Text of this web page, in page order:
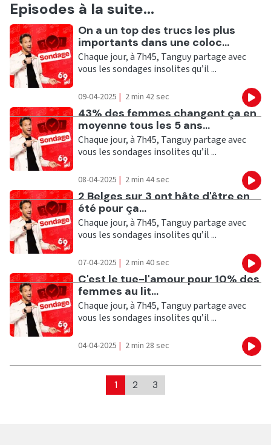
Episodes à la suite...
Ecouter
On a un top des trucs les plus
importants dans une coloc...
Chaque jour, à 7h45, Tanguy partage avec
vous les sondages insolites qu’il ...
09-04-2025 | 2 min 42 sec
Ecouter
43% des femmes changent ça en
moyenne tous les 5 ans...
Chaque jour, à 7h45, Tanguy partage avec
vous les sondages insolites qu’il ...
08-04-2025 | 2 min 44 sec
Ecouter
2 Belges sur 3 ont hâte d'être en
été pour ça...
Chaque jour, à 7h45, Tanguy partage avec
vous les sondages insolites qu’il ...
07-04-2025 | 2 min 40 sec
Ecouter
C'est le tue-l'amour pour 10% des
femmes au lit...
Chaque jour, à 7h45, Tanguy partage avec
vous les sondages insolites qu’il ...
04-04-2025 | 2 min 28 sec
1 2 3